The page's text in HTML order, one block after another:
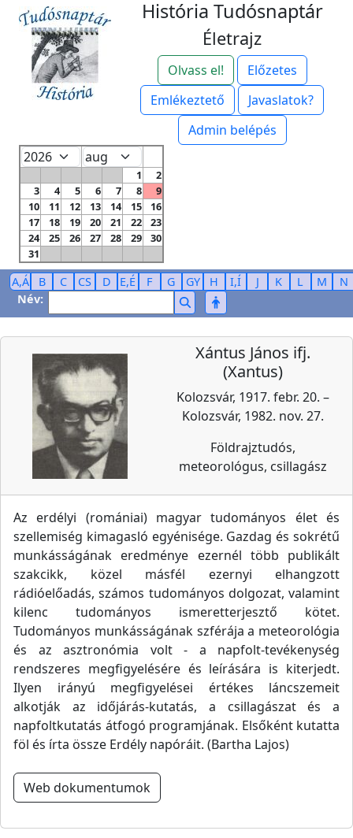
História Tudósnaptár
Életrajz
Olvass el!
Előzetes
Emlékeztető
Javaslatok?
Admin belépés
1
2
3
4 5 6 7 8
9
10
11 12 13 14 15
16
17
18 19 20 21 22
23
24
25 26 27 28 29
30
31
A,Á B C CS D E,É F G GY H I,Í J K L M
N
Név:
Xántus János ifj.
(Xantus)
Kolozsvár, 1917. febr. 20. –
Kolozsvár, 1982. nov. 27.
Földrajztudós,
meteorológus, csillagász
Az erdélyi (romániai) magyar tudományos élet és
szellemiség kimagasló egyénisége. Gazdag és sokrétű
munkásságának eredménye ezernél több publikált
szakcikk, közel másfél ezernyi elhangzott
rádióelőadás, számos tudományos dolgozat, valamint
kilenc tudományos ismeretterjesztő kötet.
Tudományos munkásságának szférája a meteorológia
és az asztronómia volt - a napfolt-tevékenység
rendszeres megfigyelésére és leírására is kiterjedt.
Ilyen irányú megfigyelései értékes láncszemeit
alkotják az időjárás-kutatás, a csillagászat és a
napfoltkutatás átfogó programjának. Elsőként kutatta
föl és írta össze Erdély napóráit. (Bartha Lajos)
Web dokumentumok